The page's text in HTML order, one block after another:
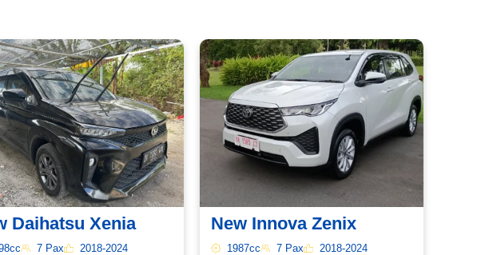
Daihatsu Xenia
7 Pax 2018-2024
New Innova Zenix
1987cc 7 Pax 2018-2024